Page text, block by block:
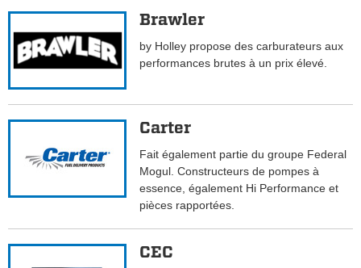
Brawler
by Holley propose des carburateurs aux
performances brutes à un prix élevé.
Carter
Fait également partie du groupe Federal
Mogul. Constructeurs de pompes à
essence, également Hi Performance et
pièces rapportées.
CEC